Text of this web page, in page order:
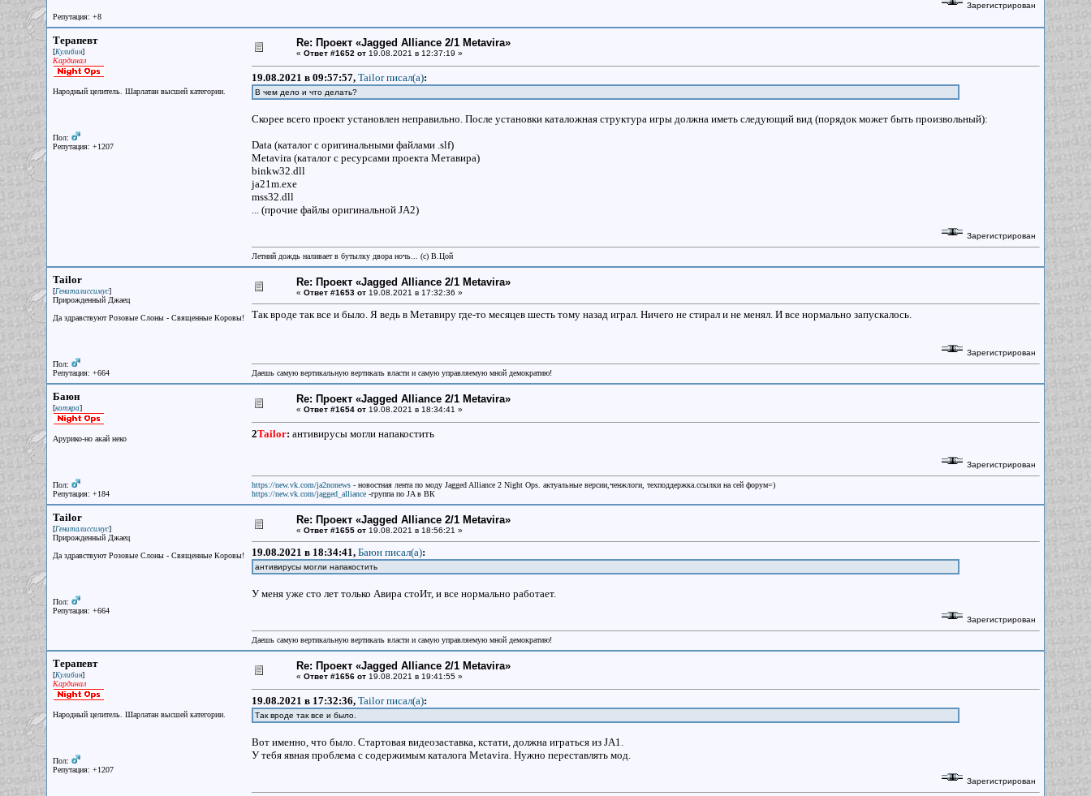
Репутация: +8
Зарегистрирован
Терапевт
[Кулибин]
Кардинал
Народный целитель. Шарлатан высшей категории.
Пол:
Репутация: +1207
Re: Проект «Jagged Alliance 2/1 Metavira»
« Ответ #1652 от 19.08.2021 в 12:37:19 »
19.08.2021 в 09:57:57, Tailor писал(a):
В чем дело и что делать?
Скорее всего проект установлен неправильно. После установки каталожная структура игры должна иметь следующий вид (порядок может быть произвольный):
Data (каталог с оригинальными файлами .slf)
Metavira (каталог с ресурсами проекта Метавира)
binkw32.dll
ja21m.exe
mss32.dll
... (прочие файлы оригинальной JA2)
Зарегистрирован
Летний дождь наливает в бутылку двора ночь... (с) В.Цой
Tailor
[Гениталиссимус]
Прирожденный Джаец
Да здравствуют Розовые Слоны - Священные Коровы!
Пол:
Репутация: +664
Re: Проект «Jagged Alliance 2/1 Metavira»
« Ответ #1653 от 19.08.2021 в 17:32:36 »
Так вроде так все и было. Я ведь в Метавиру где-то месяцев шесть тому назад играл. Ничего не стирал и не менял. И все нормально запускалось.
Зарегистрирован
Даешь самую вертикальную вертикаль власти и самую управляемую мной демократию!
Баюн
[котяра]
Арурико-но акай неко
Пол:
Репутация: +184
Re: Проект «Jagged Alliance 2/1 Metavira»
« Ответ #1654 от 19.08.2021 в 18:34:41 »
2Tailor: антивирусы могли напакостить
Зарегистрирован
https://new.vk.com/ja2nonews - новостная лента по моду Jagged Alliance 2 Night Ops. актуальные версии,ченжлоги, техподдержка.ссылки на сей форум=)
https://new.vk.com/jagged_alliance -группа по JA в ВК
Tailor
[Гениталиссимус]
Прирожденный Джаец
Да здравствуют Розовые Слоны - Священные Коровы!
Пол:
Репутация: +664
Re: Проект «Jagged Alliance 2/1 Metavira»
« Ответ #1655 от 19.08.2021 в 18:56:21 »
19.08.2021 в 18:34:41, Баюн писал(a):
антивирусы могли напакостить
У меня уже сто лет только Авира стоИт, и все нормально работает.
Зарегистрирован
Даешь самую вертикальную вертикаль власти и самую управляемую мной демократию!
Терапевт
[Кулибин]
Кардинал
Народный целитель. Шарлатан высшей категории.
Пол:
Репутация: +1207
Re: Проект «Jagged Alliance 2/1 Metavira»
« Ответ #1656 от 19.08.2021 в 19:41:55 »
19.08.2021 в 17:32:36, Tailor писал(a):
Так вроде так все и было.
Вот именно, что было. Стартовая видеозаставка, кстати, должна играться из JA1.
У тебя явная проблема с содержимым каталога Metavira. Нужно переставлять мод.
Зарегистрирован